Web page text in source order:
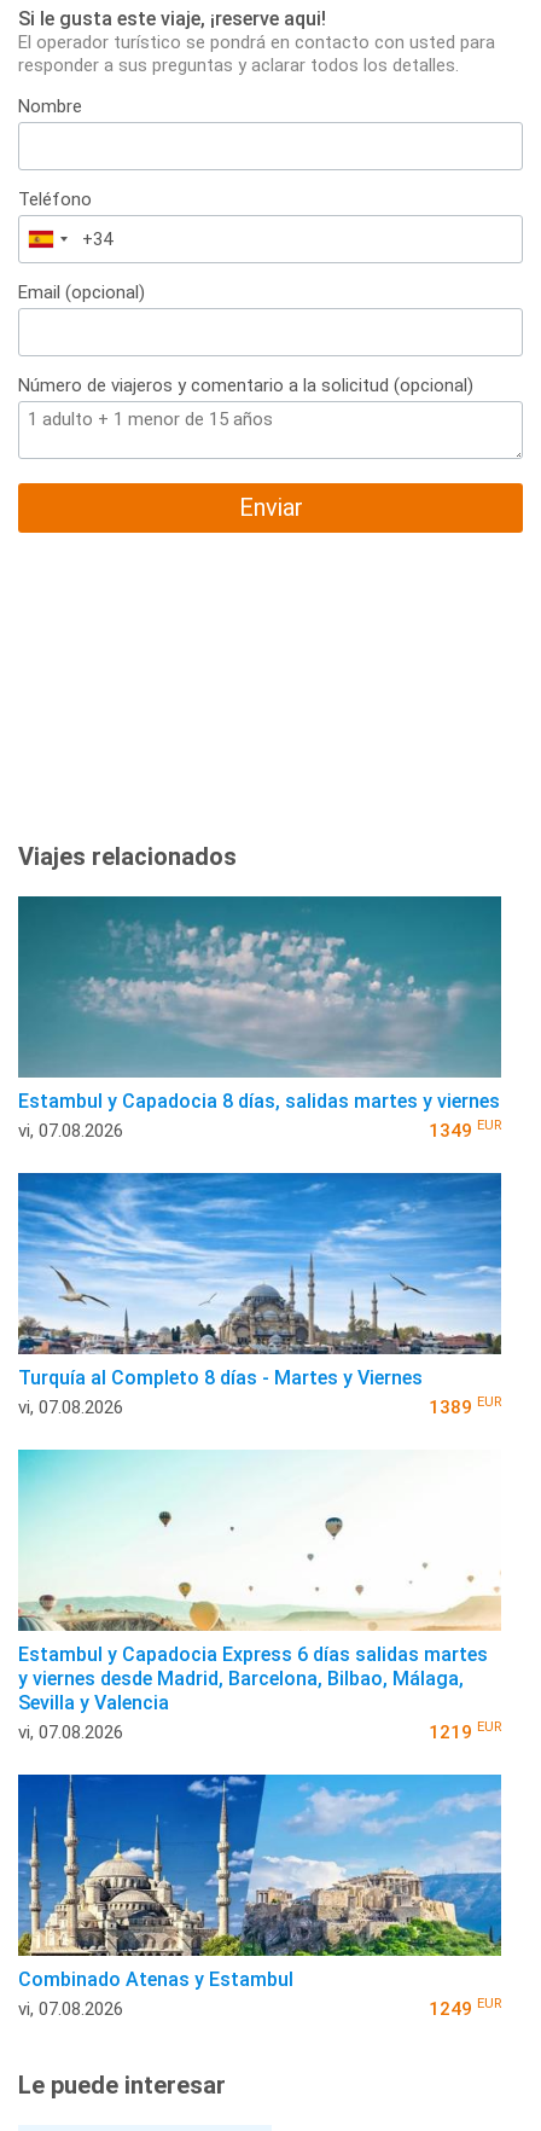
Si le gusta este viaje, ¡reserve aqui!
El operador turístico se pondrá en contacto con usted para
responder a sus preguntas y aclarar todos los detalles.
Nombre
Teléfono
España
+34
Email (opcional)
Número de viajeros y comentario a la solicitud (opcional)
Enviar
Viajes relacionados
Estambul y Capadocia 8 días, salidas martes y viernes
vi, 07.08.2026 1349 EUR
Turquía al Completo 8 días - Martes y Viernes
vi, 07.08.2026 1389 EUR
Estambul y Capadocia Express 6 días salidas martes
y viernes desde Madrid, Barcelona, Bilbao, Málaga,
Sevilla y Valencia
vi, 07.08.2026 1219 EUR
Combinado Atenas y Estambul
vi, 07.08.2026 1249 EUR
Le puede interesar